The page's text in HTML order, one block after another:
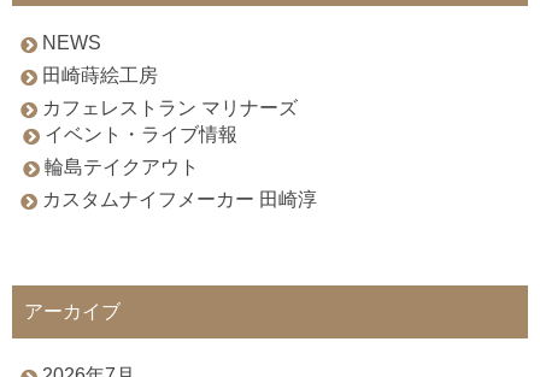
NEWS
田崎蒔絵工房
カフェレストラン マリナーズ
イベント・ライブ情報
輪島テイクアウト
カスタムナイフメーカー 田崎淳
アーカイブ